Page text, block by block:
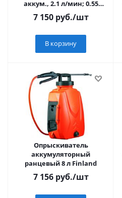
аккум., 2.1 л/мин; 0.55
мПа; 4А/ч; 12В).
7 150руб./шт
В корзину
Опрыскиватель
аккумуляторный
ранцевый 8 л Finland
7 156руб./шт